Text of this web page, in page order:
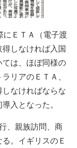
ＥＴＡ（電子渡
しなければ入国
は、ほぼ同様の
リアのＥＴＡ、
なければならな
入となった。
、親族訪問、商
。イギリスのＥ